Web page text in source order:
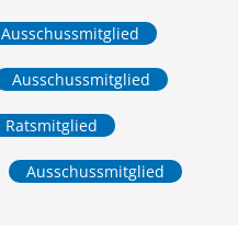
Ausschussmitglied
Ausschussmitglied
Ratsmitglied
Ausschussmitglied